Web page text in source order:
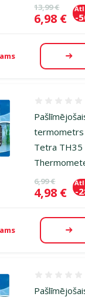
Oriģinālā
13,99 €
Cena
6,98 € -
Tetra TH35
Oriģinālā
6,99 €
Cena
4,98 € -